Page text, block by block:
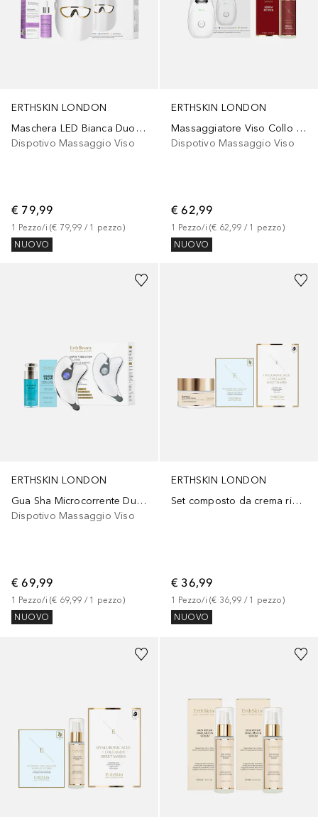
ERTHSKIN LONDON
Maschera LED Bianca Duo Niacinamide Acido Ialuronico
Dispotivo Massaggio Viso
€ 79,99
1 Pezzo/i (€ 79,99 / 1 pezzo)
NUOVO
ERTHSKIN LONDON
Massaggiatore Viso Collo Duo Retinolo
Dispotivo Massaggio Viso
€ 62,99
1 Pezzo/i (€ 62,99 / 1 pezzo)
NUOVO
ERTHSKIN LONDON
Gua Sha Microcorrente Duo Vitamina C Collagene
Dispotivo Massaggio Viso
€ 69,99
1 Pezzo/i (€ 69,99 / 1 pezzo)
NUOVO
ERTHSKIN LONDON
Set composto da crema riparatrice alla bava di lumaca, patch per il contorno occhi e maschera al collagene.
€ 36,99
1 Pezzo/i (€ 36,99 / 1 pezzo)
NUOVO